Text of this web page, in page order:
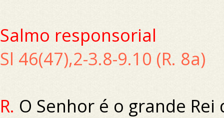
Salmo responsorial
Sl 46(47),2-3.8-9.10 (R. 8a)
R. O Senhor é o grande